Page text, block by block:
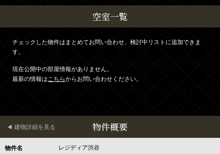
空室一覧
チェックした物件はまとめてお問い合わせ、検討中リストに追加できま
す。
現在公開中の部屋情報がありません。
最新の情報はこちらからお問い合わせください。
物件概要
建物詳細を見る
物件名 レジディア渋谷